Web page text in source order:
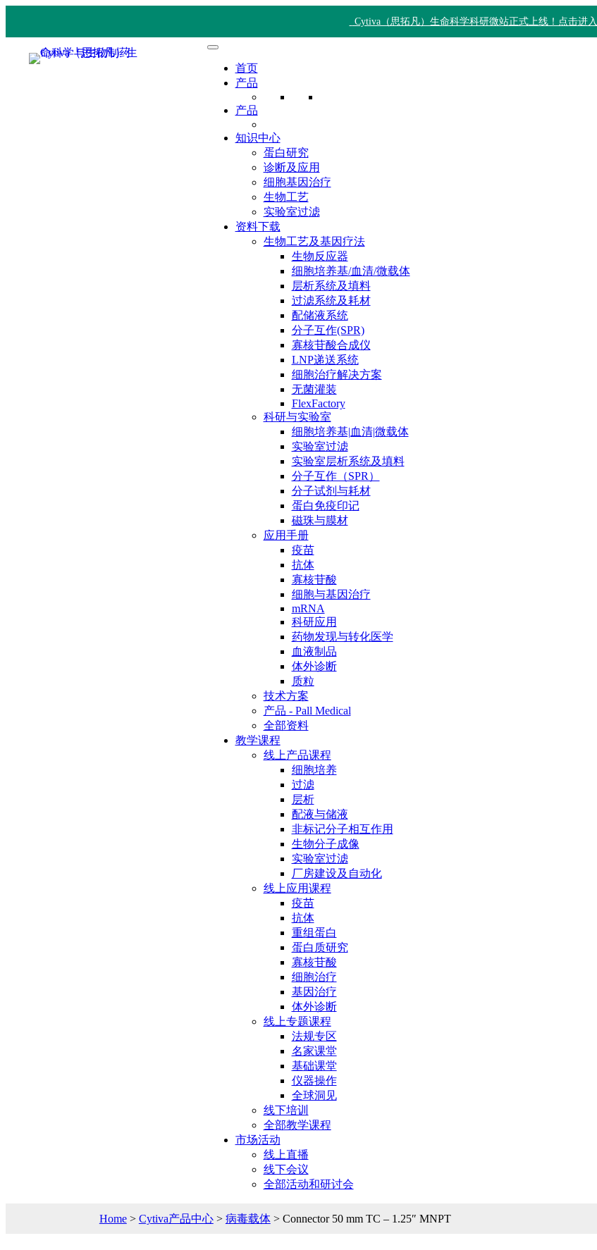
Cytiva（思拓凡）生命科学科研微站正式上线！点击进入
首页
产品
产品
知识中心
蛋白研究
诊断及应用
细胞基因治疗
生物工艺
实验室过滤
资料下载
生物工艺及基因疗法
生物反应器
细胞培养基/血清/微载体
层析系统及填料
过滤系统及耗材
配储液系统
分子互作(SPR)
寡核苷酸合成仪
LNP递送系统
细胞治疗解决方案
无菌灌装
FlexFactory
科研与实验室
细胞培养基|血清|微载体
实验室过滤
实验室层析系统及填料
分子互作（SPR）
分子试剂与耗材
蛋白免疫印记
磁珠与膜材
应用手册
疫苗
抗体
寡核苷酸
细胞与基因治疗
mRNA
科研应用
药物发现与转化医学
血液制品
体外诊断
质粒
技术方案
产品 - Pall Medical
全部资料
教学课程
线上产品课程
细胞培养
过滤
层析
配液与储液
非标记分子相互作用
生物分子成像
实验室过滤
厂房建设及自动化
线上应用课程
疫苗
抗体
重组蛋白
蛋白质研究
寡核苷酸
细胞治疗
基因治疗
体外诊断
线上专题课程
法规专区
名家课堂
基础课堂
仪器操作
全球洞见
线下培训
全部教学课程
市场活动
线上直播
线下会议
全部活动和研讨会
Home> Cytiva产品中心> 病毒载体> Connector 50 mm TC – 1.25″ MNPT